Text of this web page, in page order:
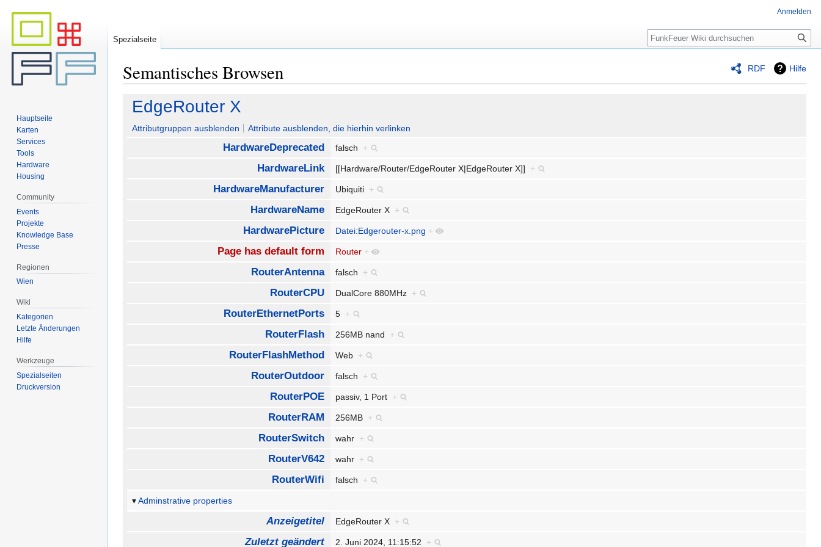
RDF Hilfe
Semantisches Browsen
Zur
Navigation
springen
Zur
Suche
springen
EdgeRouter X
Attributgruppen ausblenden Attribute ausblenden, die hierhin verlinken
HardwareDeprecated falsch +
HardwareLink [[Hardware/Router/EdgeRouter X|EdgeRouter X]] +
HardwareManufacturer Ubiquiti +
HardwareName EdgeRouter X +
HardwarePicture Datei:Edgerouter-x.png +
Page has default form Router +
RouterAntenna falsch +
RouterCPU DualCore 880MHz +
RouterEthernetPorts 5 +
RouterFlash 256MB nand +
RouterFlashMethod Web +
RouterOutdoor falsch +
RouterPOE passiv, 1 Port +
RouterRAM 256MB +
RouterSwitch wahr +
RouterV642 wahr +
RouterWifi falsch +
Adminstrative properties
Anzeigetitel EdgeRouter X +
Zuletzt geändert 2. Juni 2024, 11:15:52 +
Anmelden
Spezialseite
Suche
Hauptseite
Karten
Services
Tools
Hardware
Housing
Community
Events
Projekte
Knowledge Base
Presse
Regionen
Wien
Wiki
Kategorien
Letzte Änderungen
Hilfe
Werkzeuge
Spezialseiten
Druckversion